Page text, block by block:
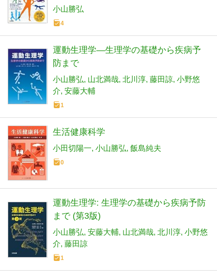
小山勝弘
4
運動生理学―生理学の基礎から疾病予
防まで
小山勝弘 山北満哉 北川淳 藤田諒 小野悠
介 安藤大輔
1
生活健康科学
小田切陽一 小山勝弘 飯島純夫
0
運動生理学: 生理学の基礎から疾病予防
まで (第3版)
小山勝弘 安藤大輔 山北満哉 北川淳 小野悠
介 藤田諒
1